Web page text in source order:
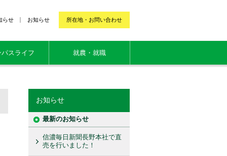
所在地・お問い合わせ
お知らせ
らせ
パスライフ 就農・就職
お知らせ
最新のお知らせ
信濃毎日新聞長野本社で直
売を行いました！